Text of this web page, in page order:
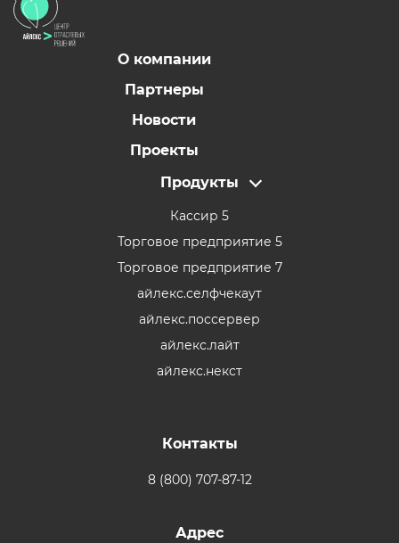
О компании
Партнеры
Новости
Проекты
Продукты
Кассир 5
Торговое предприятие 5
Торговое предприятие 7
айлекс.селфчекаут
айлекс.поссервер
айлекс.лайт
айлекс.некст
Контакты
8 (800) 707-87-12
Адрес